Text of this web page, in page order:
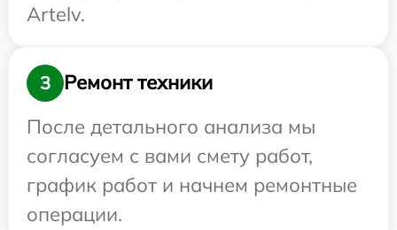
Artelv.
3
Ремонт техники
После детального анализа мы
согласуем с вами смету работ,
график работ и начнем ремонтные
операции.